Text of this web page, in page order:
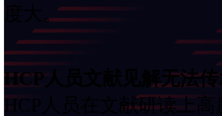
度大。
HCP人员文献见解无法
HCP人员在文献研读上高